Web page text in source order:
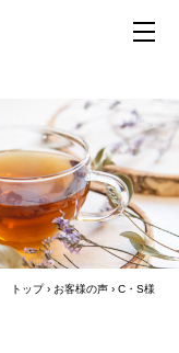
トップ› お客様の声› C・S様